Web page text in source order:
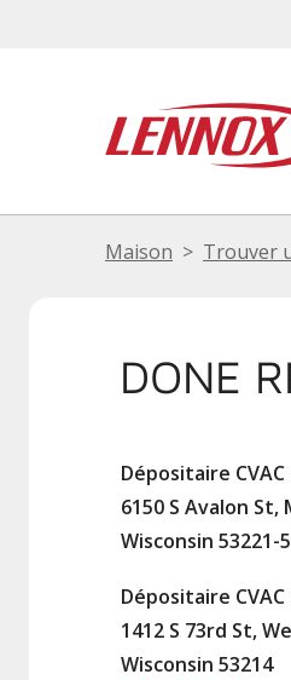
Maison Trouver
DONE
Dépositaire
6150 S Avalon St,
Wisconsin 53221-
Dépositaire CVAC
1412 S 73rd St,
Wisconsin 53214